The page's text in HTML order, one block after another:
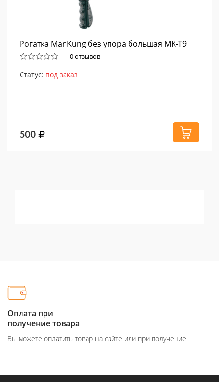
Рогатка ManKung без упора большая MK-T9
0 отзывов
Статус: под заказ
500
Оплата при
получение товара
Вы можете оплатить товар на сайте или при получение